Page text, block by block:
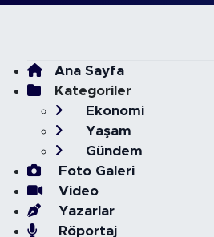
Ana Sayfa
Kategoriler
Ekonomi
Yaşam
Gündem
Foto Galeri
Video
Yazarlar
Röportaj